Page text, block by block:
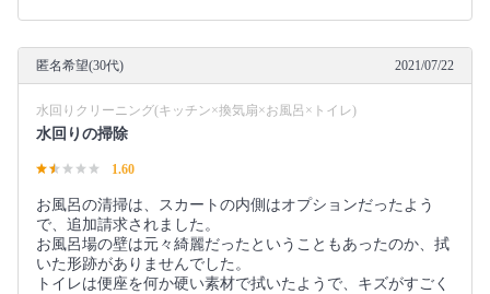
匿名希望(30代) 2021/07/22
水回りクリーニング(キッチン×換気扇×お風呂×トイレ)
水回りの掃除
1.60
お風呂の清掃は、スカートの内側はオプションだったよう
で、追加請求されました。
お風呂場の壁は元々綺麗だったということもあったのか、拭
いた形跡がありませんでした。
トイレは便座を何か硬い素材で拭いたようで、キズがすごく